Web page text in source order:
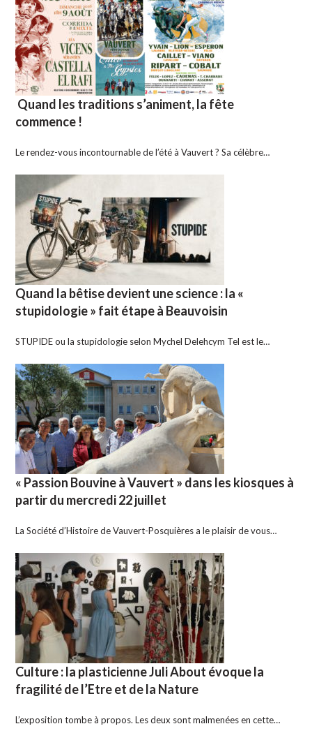
Quand les traditions s’animent, la fête
commence !
Le rendez-vous incontournable de l’été à Vauvert ? Sa célèbre…
Quand la bêtise devient une science : la «
stupidologie » fait étape à Beauvoisin
STUPIDE ou la stupidologie selon Mychel Delehcym Tel est le…
« Passion Bouvine à Vauvert » dans les kiosques à
partir du mercredi 22 juillet
La Société d’Histoire de Vauvert-Posquières a le plaisir de vous…
Culture : la plasticienne Juli About évoque la
fragilité de l’Etre et de la Nature
L’exposition tombe à propos. Les deux sont malmenées en cette…